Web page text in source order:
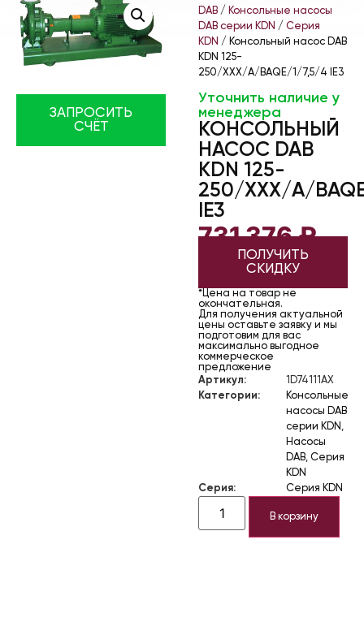
ЗАПРОСИТЬ
СЧЁТ
DAB / Консольные насосы
DAB серии KDN / Серия
KDN / Консольный насос DAB
KDN 125-
250/XXX/A/BAQE/1/7,5/4 IE3
Уточнить наличие у
менеджера
КОНСОЛЬНЫЙ
НАСОС DAB
KDN 125-
250/XXX/A/
IE3
731 376₽
ПОЛУЧИТЬ
СКИДКУ
*Цена на товар не
окончательная.
Для получения актуальной
цены оставьте заявку и мы
подготовим для вас
максимально выгодное
коммерческое
предложение
Артикул:
1D74111AX
Категории:
Консольные
насосы DAB
серии KDN ,
Насосы
DAB, Серия
KDN
Серия:
Серия KDN
В корзину